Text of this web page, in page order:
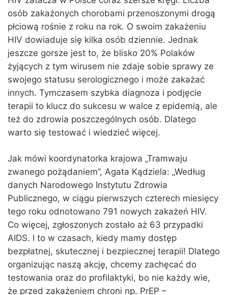
osób zakażonych chorobami przenoszonymi drogą
płciową rośnie z roku na rok. O swoim zakażeniu
HIV dowiaduje się kilka osób dziennie. Jednak
jeszcze gorsze jest to, że blisko 20% Polaków
żyjących z tym wirusem nie zdaje sobie sprawy ze
swojego statusu serologicznego i może zakażać
innych. Tymczasem szybka diagnoza i podjęcie
terapii to klucz do sukcesu w walce z epidemią, ale
też do zdrowia poszczególnych osób. Dlatego
warto się testować i wiedzieć więcej.
Jak mówi koordynatorka krajowa „Tramwaju
zwanego pożądaniem”, Agata Kądziela: „Według
danych Narodowego Instytutu Zdrowia
Publicznego, w ciągu pierwszych czterech miesięcy
tego roku odnotowano 791 nowych zakażeń HIV.
Co więcej, zgłoszonych zostało aż 63 przypadki
AIDS. I to w czasach, kiedy mamy dostęp
bezpłatnej, skutecznej i bezpiecznej terapii! Dlatego
organizując naszą akcję, chcemy zachęcać do
testowania oraz do profilaktyki, bo nie każdy wie,
że przed zakażeniem chroni np. PrEP –